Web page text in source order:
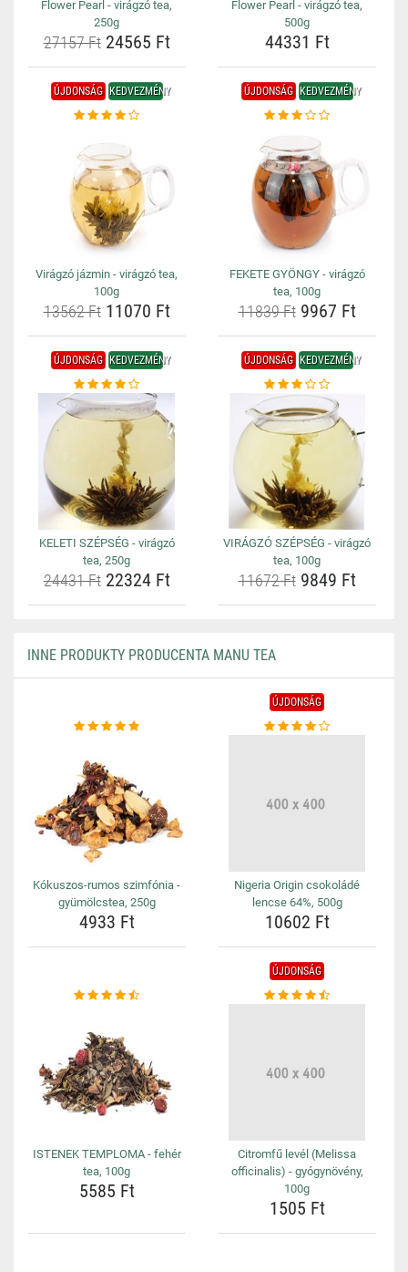
Flower Pearl - virágzó tea,
250g
27157 Ft24565 Ft
Flower Pearl - virágzó tea,
500g
44331 Ft
ÚJDONSÁG KEDVEZMÉNY
Virágzó jázmin - virágzó tea,
100g
13562 Ft11070 Ft
ÚJDONSÁG KEDVEZMÉNY
FEKETE GYÖNGY - virágzó
tea, 100g
11839 Ft9967 Ft
ÚJDONSÁG KEDVEZMÉNY
KELETI SZÉPSÉG - virágzó
tea, 250g
24431 Ft22324 Ft
ÚJDONSÁG KEDVEZMÉNY
VIRÁGZÓ SZÉPSÉG - virágzó
tea, 100g
11672 Ft9849 Ft
INNE PRODUKTY PRODUCENTA MANU TEA
Kókuszos-rumos szimfónia -
gyümölcstea, 250g
4933 Ft
ÚJDONSÁG
Nigeria Origin csokoládé
lencse 64%, 500g
10602 Ft
ISTENEK TEMPLOMA - fehér
tea, 100g
5585 Ft
ÚJDONSÁG
Citromfű levél (Melissa
officinalis) - gyógynövény,
100g
1505 Ft